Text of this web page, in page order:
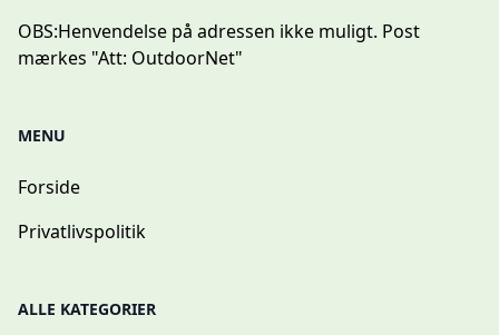
OBS:Henvendelse på adressen ikke muligt. Post
mærkes "Att: OutdoorNet"
MENU
Forside
Privatlivspolitik
ALLE KATEGORIER